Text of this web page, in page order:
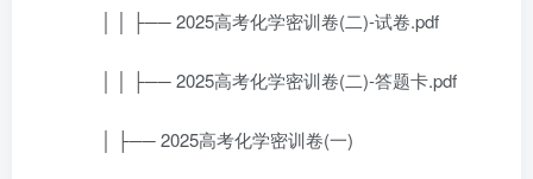
│ │ ├── 2025高考化学密训卷(二)-试卷.pdf
│ │ ├── 2025高考化学密训卷(二)-答题卡.pdf
│ ├── 2025高考化学密训卷(一)